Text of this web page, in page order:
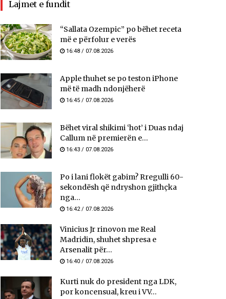
Lajmet e fundit
“Sallata Ozempic” po bëhet receta
më e përfolur e verës
16:48 / 07.08.2026
Apple thuhet se po teston iPhone
më të madh ndonjëherë
16:45 / 07.08.2026
Bëhet viral shikimi ‘hot’ i Duas ndaj
Callum në premierën e...
16:43 / 07.08.2026
Po i lani flokët gabim? Rregulli 60-
sekondësh që ndryshon gjithçka
nga...
16:42 / 07.08.2026
Vinicius Jr rinovon me Real
Madridin, shuhet shpresa e
Arsenalit për...
16:40 / 07.08.2026
Kurti nuk do president nga LDK,
por koncensual, kreu i VV...